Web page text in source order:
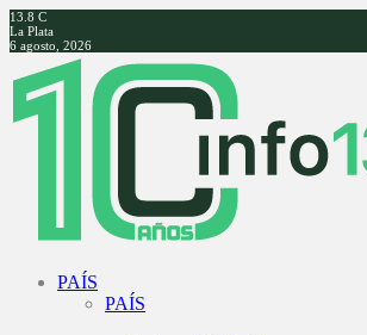
13.8 C
La Plata
6 agosto, 2026
Facebook
Twitter
Instagram
Youtube
PAÍS
PAÍS